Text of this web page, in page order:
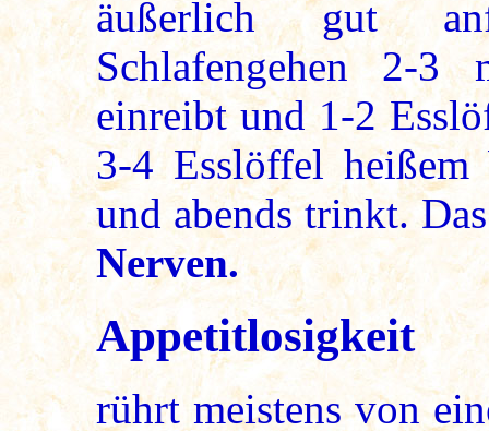
äußerlich gut
Schlafengehen 2-3
einreibt und 1-2
3-4 Esslöffel heißem
und abends trinkt.
Nerven.
Appetitlosigkeit
rührt meistens von